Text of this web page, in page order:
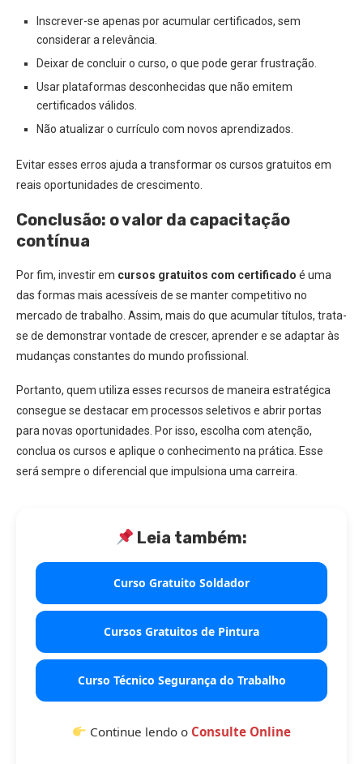
Inscrever-se apenas por acumular certificados, sem
considerar a relevância.
Deixar de concluir o curso, o que pode gerar frustração.
Usar plataformas desconhecidas que não emitem
certificados válidos.
Não atualizar o currículo com novos aprendizados.
Evitar esses erros ajuda a transformar os cursos gratuitos em
reais oportunidades de crescimento.
Conclusão: o valor da capacitação
contínua
Por fim, investir em cursos gratuitos com certificado é uma
das formas mais acessíveis de se manter competitivo no
mercado de trabalho. Assim, mais do que acumular títulos, trata-
se de demonstrar vontade de crescer, aprender e se adaptar às
mudanças constantes do mundo profissional.
Portanto, quem utiliza esses recursos de maneira estratégica
consegue se destacar em processos seletivos e abrir portas
para novas oportunidades. Por isso, escolha com atenção,
conclua os cursos e aplique o conhecimento na prática. Esse
será sempre o diferencial que impulsiona uma carreira.
Leia também:
Curso Gratuito Soldador
Cursos Gratuitos de Pintura
Curso Técnico Segurança do Trabalho
Continue lendo o Consulte Online